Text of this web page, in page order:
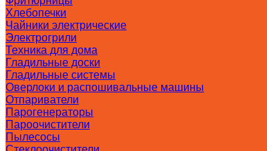
Хлебопечки
Чайники электрические
Электрогрили
Техника для дома
Гладильные доски
Гладильные системы
Оверлоки и распошивальные машины
Отпариватели
Парогенераторы
Пароочистители
Пылесосы